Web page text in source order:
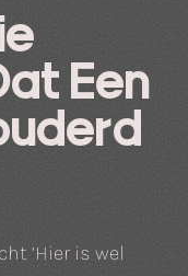
Een
‘Hier is wel